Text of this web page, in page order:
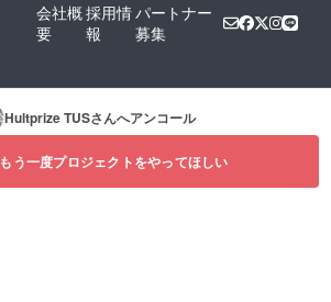
会社概
要
採用情
報
パートナー
募集
Hultprize TUSさんへアンコール
もう一度プロジェクトをやってほしい